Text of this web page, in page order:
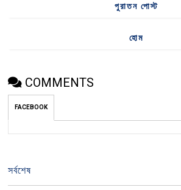
পুরাতন পোস্ট
হোম
COMMENTS
FACEBOOK
সর্বশেষ